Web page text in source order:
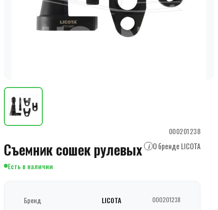
000201238
Съемник сошек рулевых i О бренде LICOTA
Есть в наличии
Бренд LICOTA 000201238